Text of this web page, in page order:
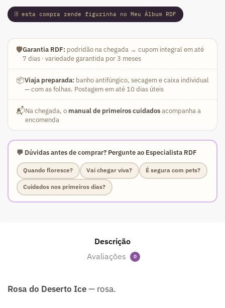
🃏 esta compra rende figurinha no Meu Álbum RDF
🛡️Garantia RDF: podridão na chegada → cupom integral em até
7 dias · variedade garantida por 3 meses
📦Viaja preparada: banho antifúngico, secagem e caixa individual
— com as folhas. Postagem em até 10 dias úteis
📬Na chegada, o manual de primeiros cuidadosacompanha a
encomenda
💬 Dúvidas antes de comprar? Pergunte ao Especialista RDF
Quando floresce? Vai chegar viva? É segura com pets?
Cuidados nos primeiros dias?
Descrição
Avaliações
0
Rosa do Deserto Ice— rosa.